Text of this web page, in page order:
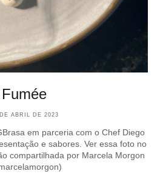
Fumée
ABRIL DE 2023
em parceria com o Chef Diego
e sabores. Ver essa foto no
compartilhada por Marcela Morgon